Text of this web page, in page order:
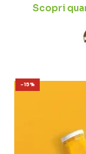
Scopri
-15%